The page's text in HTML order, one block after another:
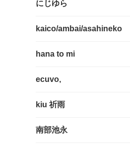
にじゆら
kaico/ambai/asahineko
hana to mi
ecuvo,
kiu 祈雨
南部池永